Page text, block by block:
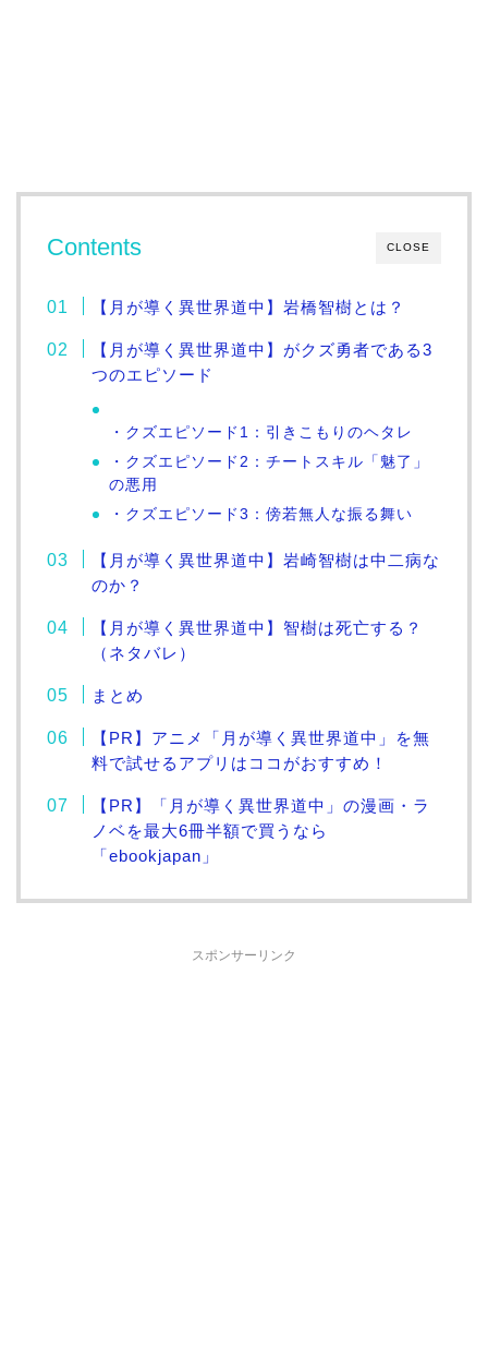
CLOSE
Contents
【月が導く異世界道中】岩橋智樹とは？
【月が導く異世界道中】がクズ勇者である3
つのエピソード
・クズエピソード1：引きこもりのヘタレ
・クズエピソード2：チートスキル「魅了」
の悪用
・クズエピソード3：傍若無人な振る舞い
【月が導く異世界道中】岩崎智樹は中二病な
のか？
【月が導く異世界道中】智樹は死亡する？
（ネタバレ）
まとめ
【PR】アニメ「月が導く異世界道中」を無
料で試せるアプリはココがおすすめ！
【PR】「月が導く異世界道中」の漫画・ラ
ノベを最大6冊半額で買うなら
「ebookjapan」
スポンサーリンク